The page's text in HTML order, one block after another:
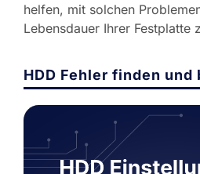
helfen, mit solchen
Lebensdauer Ihrer Festplatte
HDD Fehler finden und